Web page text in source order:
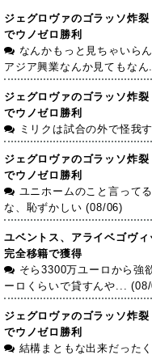
ジェグロヴァのゴラッソ炸
でウノゼロ勝利
なんかもっと見ちゃいら
アジア興業なんか見てもな
ジェグロヴァのゴラッソ炸
でウノゼロ勝利
ミリクは試合の外で怪我
ジェグロヴァのゴラッソ炸
でウノゼロ勝利
ユニホームのこと言って
な、恥ずかしい (08/06)
ユベントス、アライベゴヴ
完全移籍で獲得
そら3300万ユーロから強
ーロくらいで貸すんや...
ジェグロヴァのゴラッソ炸
でウノゼロ勝利
結構まともな出来だった